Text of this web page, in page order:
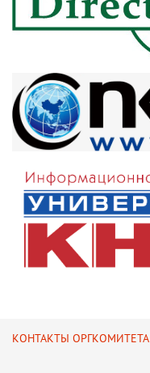
КОНТАКТЫ ОРГКОМИТЕТА